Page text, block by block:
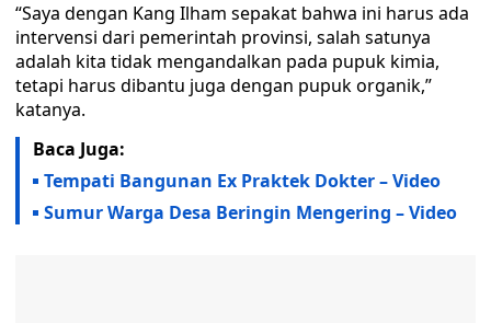
“Saya dengan Kang Ilham sepakat bahwa ini harus ada
intervensi dari pemerintah provinsi, salah satunya
adalah kita tidak mengandalkan pada pupuk kimia,
tetapi harus dibantu juga dengan pupuk organik,”
katanya.
Baca Juga:
Tempati Bangunan Ex Praktek Dokter – Video
Sumur Warga Desa Beringin Mengering – Video